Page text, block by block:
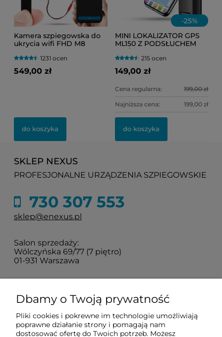
Kamera szpiegowska do
ukrycia wifi FHD M8
żywo + Detekcja Ruchu )
1231 ocen
549,00 zł
do koszyka
-25%
MINI LOKALIZATOR GPS
ML150 Z PODSŁUCHEM
NA ŻYWO
(HERMETYCZNY) DO
TOREBKI LUB
SAMOCHODU
215 ocen
149,00 zł
Cena regularna: 199,00 zł
Najniższa cena: 199,00 zł
do koszyka
SKLEP NEXUS
PROFESJONALNE URZĄDZENIA SZPIEGOWSKIE
730 307 553
sklep@enexus.pl
Salon sprzedaży:
Wólczyńska 69/77 (7 piętro)
01-931 Warszawa
O nas
Dbamy o Twoją prywatność
Pliki cookies i pokrewne im technologie umożliwiają
poprawne działanie strony i pomagają nam
dostosować ofertę do Twoich potrzeb. Możesz